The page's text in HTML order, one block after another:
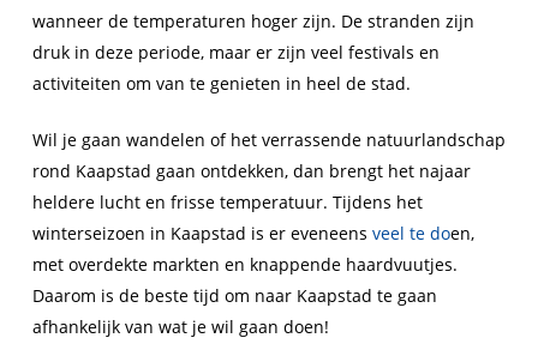
wanneer de temperaturen hoger zijn. De stranden zijn
druk in deze periode, maar er zijn veel festivals en
activiteiten om van te genieten in heel de stad.
Wil je gaan wandelen of het verrassende natuurlandschap
rond Kaapstad gaan ontdekken, dan brengt het najaar
heldere lucht en frisse temperatuur. Tijdens het
winterseizoen in Kaapstad is er eveneens veel te doen,
met overdekte markten en knappende haardvuutjes.
Daarom is de beste tijd om naar Kaapstad te gaan
afhankelijk van wat je wil gaan doen!